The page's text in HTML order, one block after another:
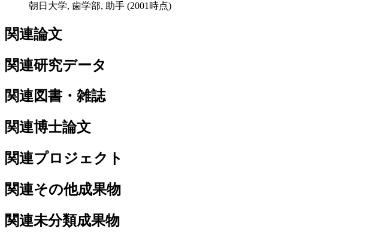
朝日大学, 歯学部, 助手 (2001時点)
関連論文
関連研究データ
関連図書・雑誌
関連博士論文
関連プロジェクト
関連その他成果物
関連未分類成果物